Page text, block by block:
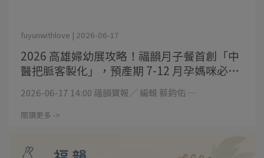
2026 高雄婦幼展攻略！福韻月子餐首創「中
醫把脈客製化」，預產期 7-12 月孕媽咪必看
fuyunwithlove | 2026-06-17
2026-06-17 14:00 福韻寶報／ 編輯 蔡鈞佑 ⋯
閱讀更多 ->